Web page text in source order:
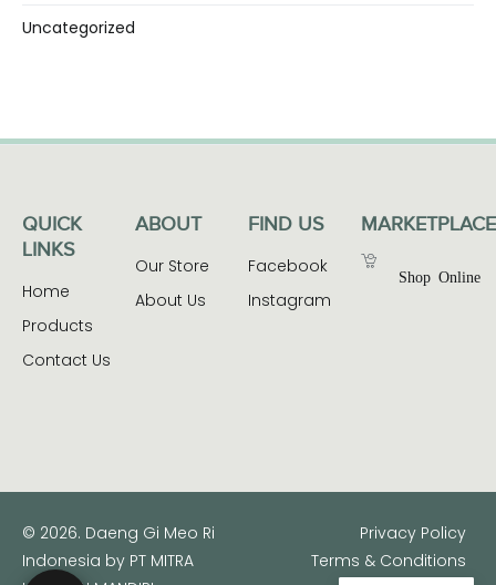
Uncategorized
QUICK
LINKS
Home
Products
Contact Us
ABOUT
Our Store
About Us
FIND US
Facebook
Instagram
MARKETPLACE
Shop Online
© 2026. Daeng Gi Meo Ri
Indonesia by PT MITRA
Privacy Policy
Terms & Conditions